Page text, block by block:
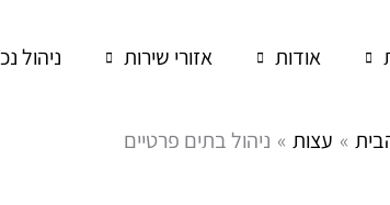
אודות אזורי שירות ניהול
עצות ניהול בתים פרטיים